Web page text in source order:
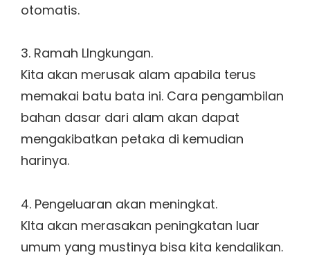
otomatis.
3. Ramah LIngkungan.
Kita akan merusak alam apabila terus
memakai batu bata ini. Cara pengambilan
bahan dasar dari alam akan dapat
mengakibatkan petaka di kemudian
harinya.
4. Pengeluaran akan meningkat.
KIta akan merasakan peningkatan luar
umum yang mustinya bisa kita kendalikan.